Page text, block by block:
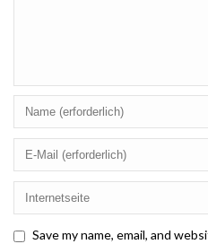
Save my name, email, and